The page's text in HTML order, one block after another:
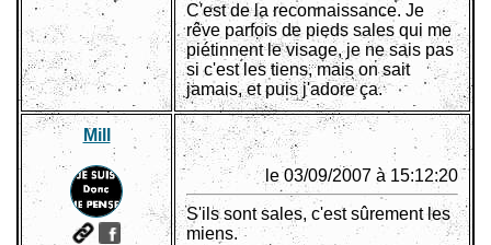
C'est de la reconnaissance. Je
rêve parfois de pieds sales qui me
piétinnent le visage, je ne sais pas
si c'est les tiens, mais on sait
jamais, et puis j'adore ça.
Mill
le 03/09/2007 à 15:12:20
S'ils sont sales, c'est sûrement les
miens.